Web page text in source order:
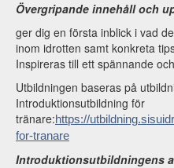
Övergripande innehåll och
ger dig en första inblick i vad
inom idrotten samt konkreta
Inspireras till ett spännande
Utbildningen baseras på
Introduktionsutbildning för
tränare:https://
for-tranare
Introduktionsutbildningens